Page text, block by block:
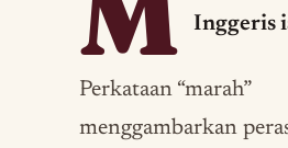
Inggeris
Perkataan “marah”
menggambarkan